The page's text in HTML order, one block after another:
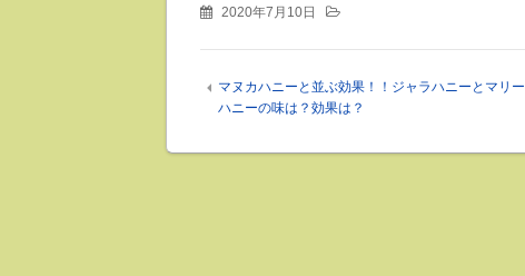
2020年7月10日
マヌカハニーと並ぶ効果！！ジャラハニーとマリー
ハニーの味は？効果は？